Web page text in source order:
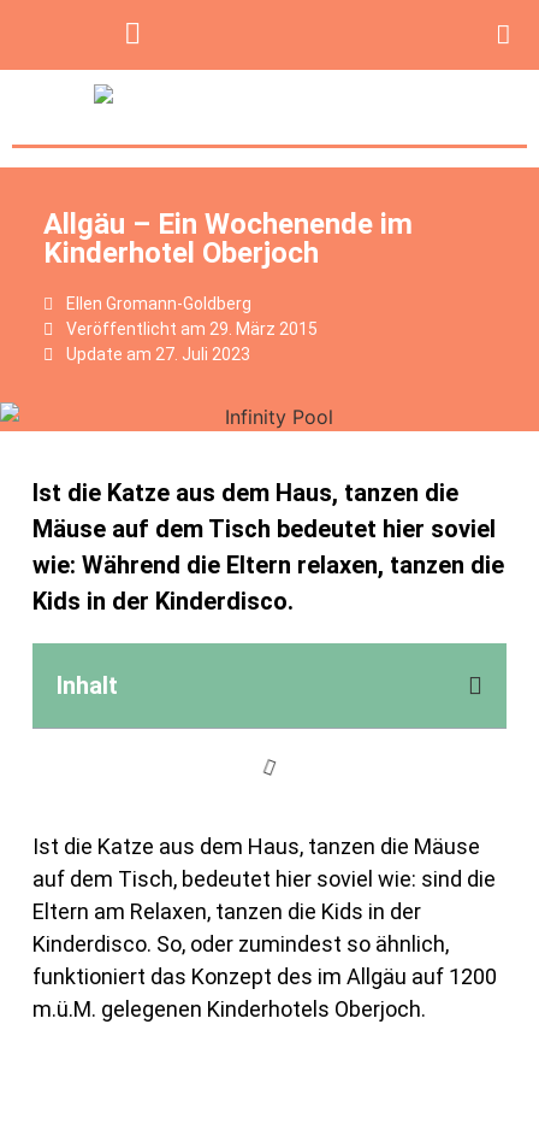
Allgäu – Ein Wochenende im
Kinderhotel Oberjoch
Ellen Gromann-Goldberg
Veröffentlicht am 29. März 2015
Update am 27. Juli 2023
Ist die Katze aus dem Haus, tanzen die
Mäuse auf dem Tisch bedeutet hier soviel
wie: Während die Eltern relaxen, tanzen die
Kids in der Kinderdisco.
Inhalt
Ist die Katze aus dem Haus, tanzen die Mäuse
auf dem Tisch, bedeutet hier soviel wie: sind die
Eltern am Relaxen, tanzen die Kids in der
Kinderdisco. So, oder zumindest so ähnlich,
funktioniert das Konzept des im Allgäu auf 1200
m.ü.M. gelegenen Kinderhotels Oberjoch.